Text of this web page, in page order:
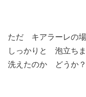
ただ キアラーレの
しっかりと 泡立ち
洗えたのか どうか